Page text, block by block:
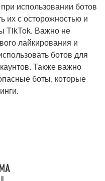
использовании ботов
их с осторожностью и
TikTok. Важно не
лайкирования и
ботов для
Также важно
боты, которые